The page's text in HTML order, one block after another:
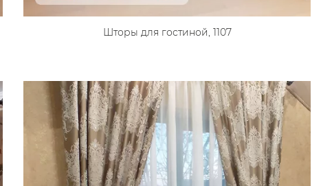
Шторы для гостиной, 1107